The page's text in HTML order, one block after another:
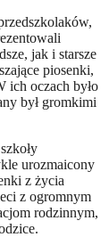
jak i starsze
piosenki,
ich oczach było
był gromkimi
urozmaicony
z życia
z ogromnym
rodzinnym,